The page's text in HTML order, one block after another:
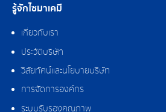
รู้จักไซมาเคมี
เกี่ยวกับเรา
ประวัติบริษัท
วิสัยทัศน์และนโยบายบริษัท
การจัดการองค์กร
ระบบรับรองคุณภาพ